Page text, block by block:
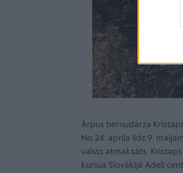
Ārpus bērnudārza
No 24. aprīļa līdz 9.
valsts atmaksāts.
kursus Slovākijā Adeli